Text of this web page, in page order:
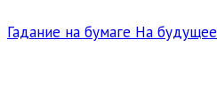
Гадание на бумаге На будущее